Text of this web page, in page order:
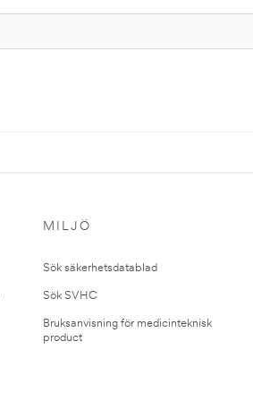
MILJÖ
Sök säkerhetsdatablad
Sök SVHC
Bruksanvisning för medicinteknisk
product